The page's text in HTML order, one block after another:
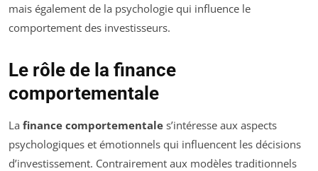
mais également de la psychologie qui influence le
comportement des investisseurs.
Le rôle de la finance
comportementale
La finance comportementale s’intéresse aux aspects
psychologiques et émotionnels qui influencent les décisions
d’investissement. Contrairement aux modèles traditionnels